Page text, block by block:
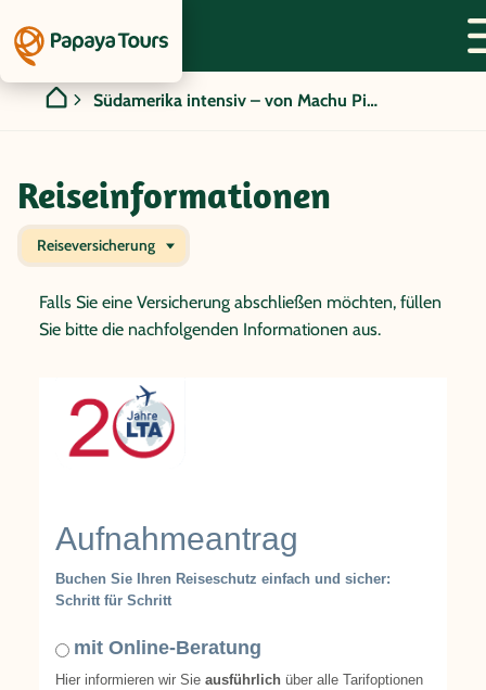
Südamerika intensiv – von Machu Picchu bis zum Zuckerhut
Reiseinformationen
Reiseversicherung
Falls Sie eine Versicherung abschließen möchten, füllen
Sie bitte die nachfolgenden Informationen aus.